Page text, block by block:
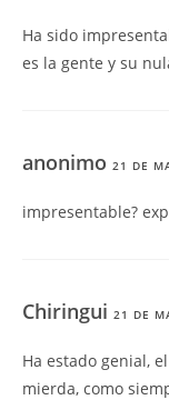
Ha sido
es la gente y su
anonimo 21 DE
impresentable?
Chiringui 21 DE
Ha estado genial,
mierda, como